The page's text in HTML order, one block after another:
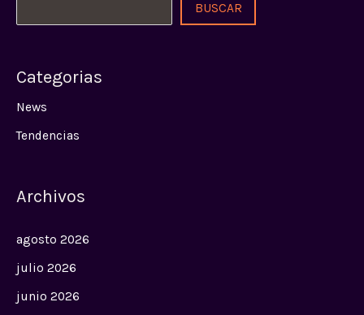
BUSCAR
Categorias
News
Tendencias
Archivos
agosto 2026
julio 2026
junio 2026